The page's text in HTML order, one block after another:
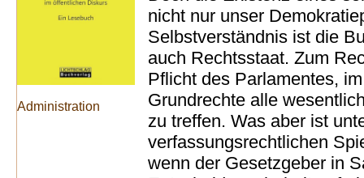
Administration
nicht nur unser
Selbstverständnis ist die
auch Rechtsstaat. Zum
Pflicht des Parlamentes,
Grundrechte alle
zu treffen. Was aber ist
verfassungsrechtlichen
wenn der Gesetzgeber in